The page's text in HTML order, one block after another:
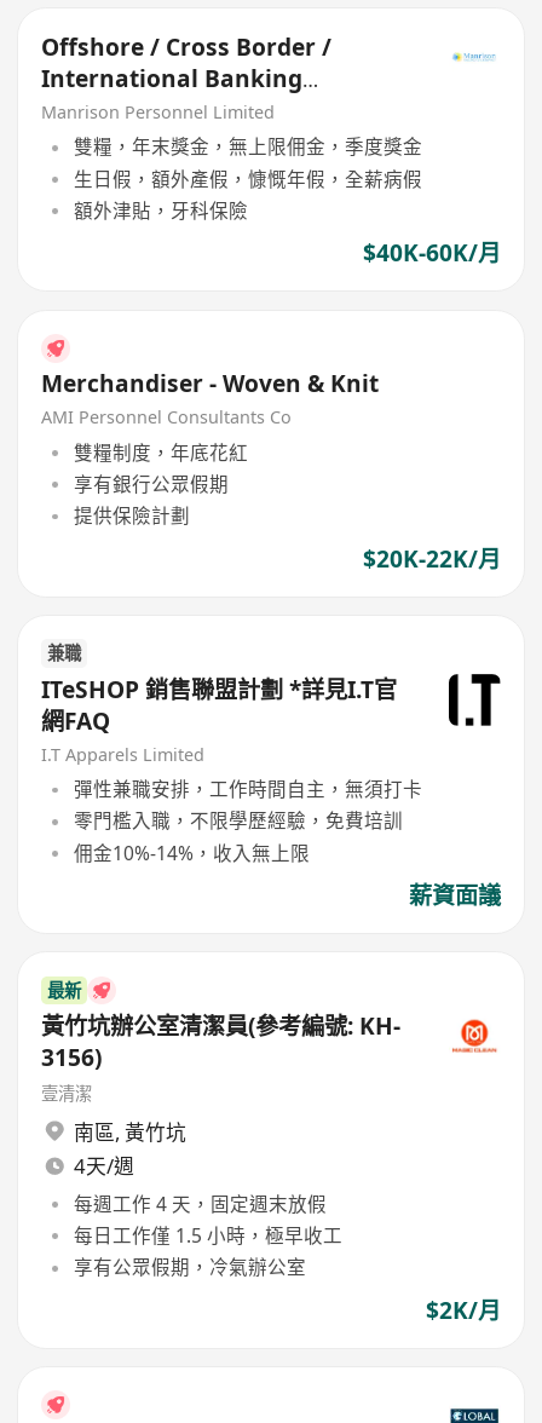
Offshore / Cross Border /
International Banking
Relationship Manager
Manrison Personnel Limited
雙糧，年末獎金，無上限佣金，季度獎金
生日假，額外產假，慷慨年假，全薪病假
額外津貼，牙科保險
$40K-60K/月
Merchandiser - Woven & Knit
AMI Personnel Consultants Co
雙糧制度，年底花紅
享有銀行公眾假期
提供保險計劃
$20K-22K/月
兼職
ITeSHOP 銷售聯盟計劃 *詳見I.T官
網FAQ
I.T Apparels Limited
彈性兼職安排，工作時間自主，無須打卡
零門檻入職，不限學歷經驗，免費培訓
佣金10%-14%，收入無上限
薪資面議
最新
黃竹坑辦公室清潔員(參考編號: KH-
3156)
壹清潔
南區, 黃竹坑
4天/週
每週工作 4 天，固定週末放假
每日工作僅 1.5 小時，極早收工
享有公眾假期，冷氣辦公室
$2K/月